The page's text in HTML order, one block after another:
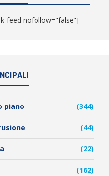
feed nofollow="false"]
piano (344)
(44)
(22)
(162)